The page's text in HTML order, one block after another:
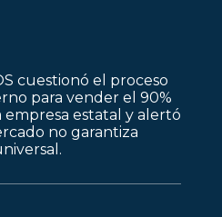
cuestionó el proceso
para vender el 90%
empresa estatal y alertó
no garantiza